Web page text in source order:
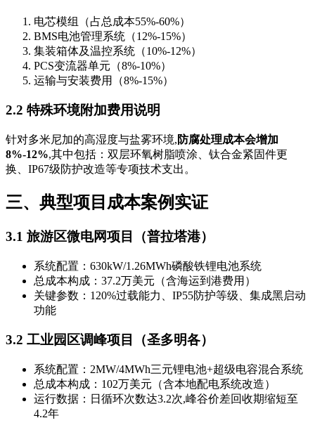
电芯模组（占总成本55%-60%）
BMS电池管理系统（12%-15%）
集装箱体及温控系统（10%-12%）
PCS变流器单元（8%-10%）
运输与安装费用（8%-15%）
2.2 特殊环境附加费用说明
针对多米尼加的高湿度与盐雾环境, 防腐处理成本会增加
8%-12%,其中包括：双层环氧树脂喷涂、钛合金紧固件更
换、IP67级防护改造等专项技术支出。
三、典型项目成本案例实证
3.1 旅游区微电网项目（普拉塔港）
系统配置：630kW/1.26MWh磷酸铁锂电池系统
总成本构成：37.2万美元（含海运到港费用）
关键参数：120%过载能力、IP55防护等级、集成黑启动
功能
3.2 工业园区调峰项目（圣多明各）
系统配置：2MW/4MWh三元锂电池+超级电容混合系统
总成本构成：102万美元（含本地配电系统改造）
运行数据：日循环次数达3.2次,峰谷价差回收期缩短至
4.2年